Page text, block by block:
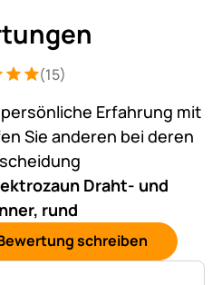
5 von 5 (15 Bewertungen)
(15)
Erfahrung mit
Sie anderen bei deren
Draht- und
rund
schreiben